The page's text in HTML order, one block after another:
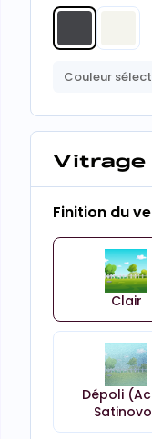
Couleur
Vitrage
Finition du
Clair
Dépoli